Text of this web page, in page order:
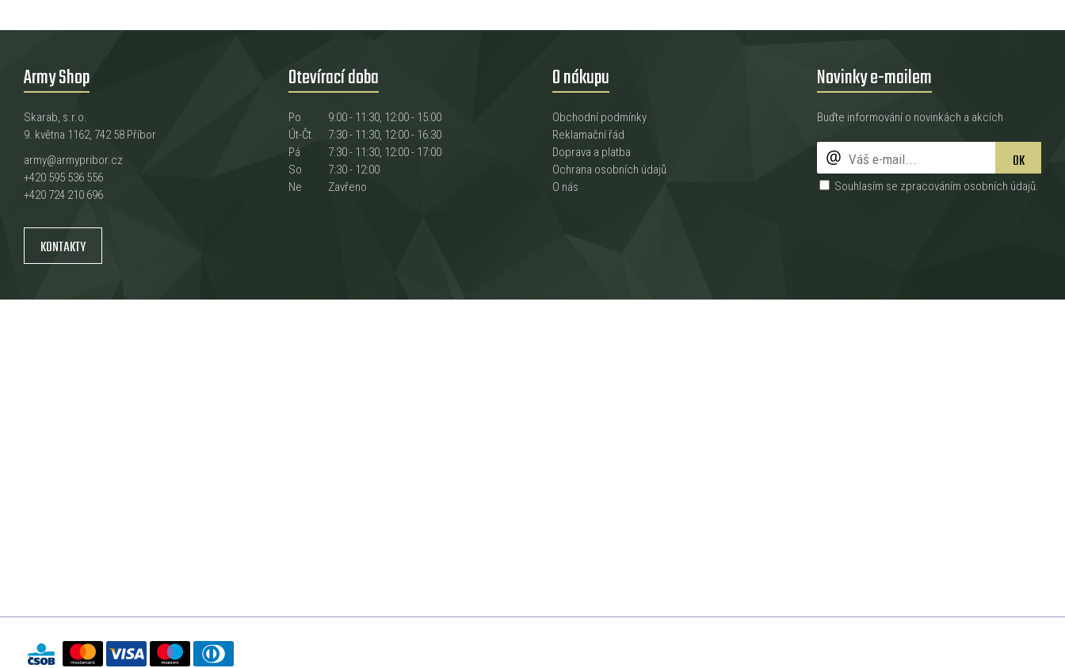
Army Shop
Skarab, s.r.o.
9. května 1162, 742 58 Příbor
army@armypribor.cz
+420 595 536 556
+420 724 210 696
KONTAKTY
Otevírací doba
Po
9:00 - 11:30, 12:00 - 15:00
Út-Čt
7:30 - 11:30, 12:00 - 16:30
Pá
7:30 - 11:30, 12:00 - 17:00
So
7:30 - 12:00
Ne
Zavřeno
O nákupu
Obchodní podmínky
Reklamační řád
Doprava a platba
Ochrana osobních údajů
O nás
Novinky e-mailem
Buďte informování o novinkách a akcích
OK
Souhlasím se zpracováním osobních údajů.